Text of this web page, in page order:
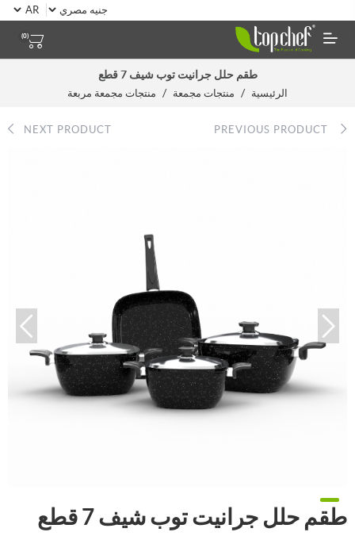
(0)
طقم حلل جرانيت توب شيف 7 قطع
الرئيسية / منتجات مجمعة / منتجات مجمعة مربعة
NEXT PRODUCT
طقم حلل جرانيت توب شيف 7 قطع